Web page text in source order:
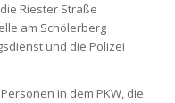
Riester Straße
am Schölerberg
und die Polizei
in dem PKW, die